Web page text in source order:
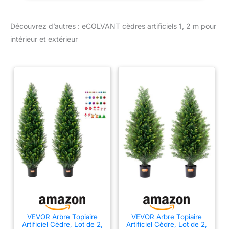
dimensions de largeur
éloignée. Facile à utiliser
vous pouvez également
être installé directement
dans le sol ou dans un
pot décoratif pour un
résultat encore plus
naturel. Nous vous
suggérons de le placer
dans un pot décoratif
plus grand pour rendre
parfait Satisfaction
garantie : cet arbre à
boules topiaire est
intérieur. Que ce soit
non seulement un
aspect réaliste, mais
aussi une sensation
réaliste. Entretien facile :
matériau de la meilleure
qualité et durable,
fabriqué à la main, pas
besoin de prendre soin
de lui (pas besoin
de lumière du soleil),
vous pouvez profiter de
votre café à temps plein,
Découvrez d’autres : eCOLVANT cèdres artificiels 1, 2 m pour
intérieur et extérieur
VEVOR Arbre Topiaire
Artificiel Cèdre, Lot de 2,
VEVOR Arbre Topiaire
Artificiel Cèdre, Lot de 2,